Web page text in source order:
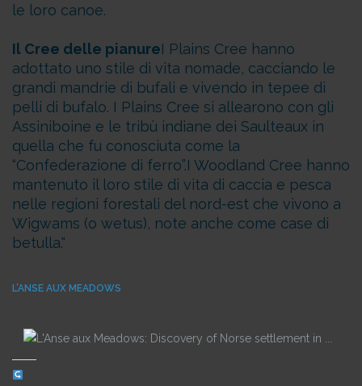
le loro canoe.
Il Cree delle pianureI Plains Cree hanno
adottato uno stile di vita nomade, cacciando le
grandi mandrie di bufali e vivendo in tepee di
pelli di bufalo. I Plains Cree si allearono con gli
Assiniboine e le tribù indiane dei Saulteaux in
quella che fu conosciuta come la
“Confederazione di ferro”.I Woodland Cree hanno
mantenuto il loro stile di vita di caccia e pesca
nelle regioni forestali del nord-est che vivono a
Wigwams (o wetus), note anche come case di
betulla.
L’ANSE AUX MEADOWS